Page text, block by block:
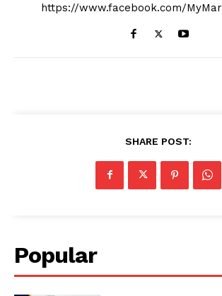
https://www.facebook.com/
SHARE POST:
Popular